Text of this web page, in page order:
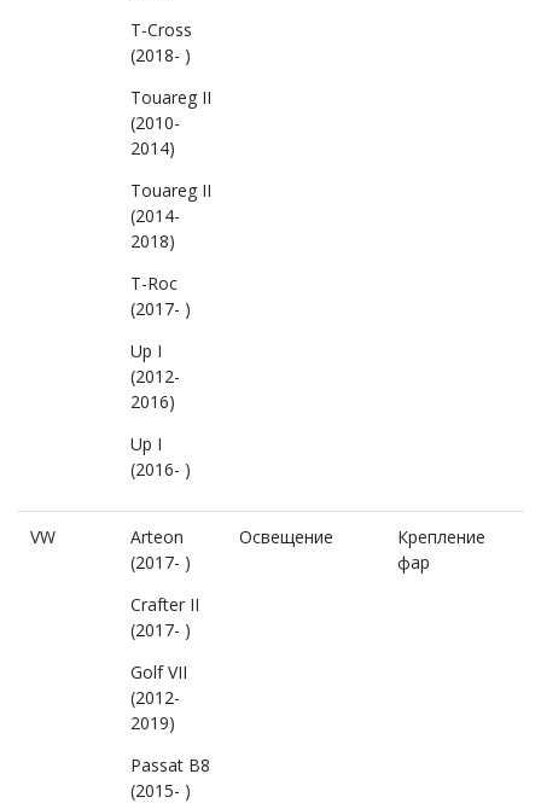
T-Cross
(2018- )
Touareg II
(2010-
2014)
Touareg II
(2014-
2018)
T-Roc
(2017- )
Up I
(2012-
2016)
Up I
(2016- )
VW
Arteon
(2017- )
Crafter II
(2017- )
Golf VII
(2012-
2019)
Passat B8
(2015- )
Освещение
Крепление
фар